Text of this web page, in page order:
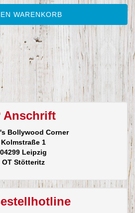
WARENKORB
Anschrift
Bollywood Corner
Kolmstraße 1
04299 Leipzig
OT Stötteritz